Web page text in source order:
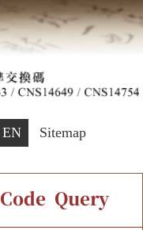
EN Sitemap
Code Query